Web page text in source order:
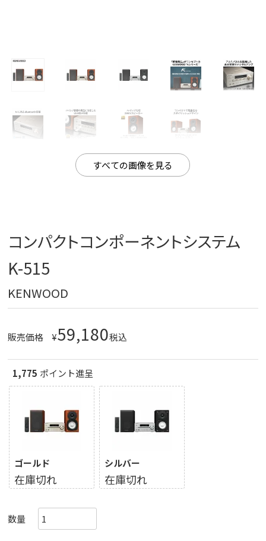
すべての画像を見る
コンパクトコンポーネントシステム
K-515
KENWOOD
販売価格 ¥59,180税込
1,775 ポイント進呈
ゴールド
在庫切れ
シルバー
在庫切れ